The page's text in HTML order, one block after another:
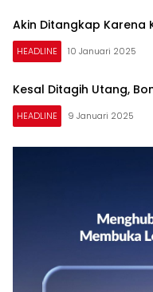
Akin Ditangkap Karena
HEADLINE 10 Januari 2025
Kesal Ditagih Utang,
HEADLINE 9 Januari 2025